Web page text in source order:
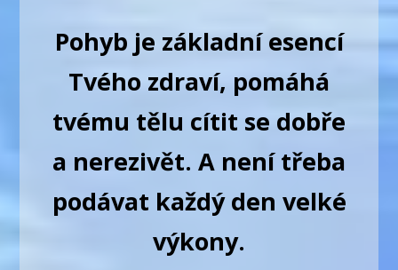
Pohyb je základní esencí
Tvého zdraví, pomáhá
tvému tělu cítit se dobře
a nerezivět. A není třeba
podávat každý den velké
výkony.